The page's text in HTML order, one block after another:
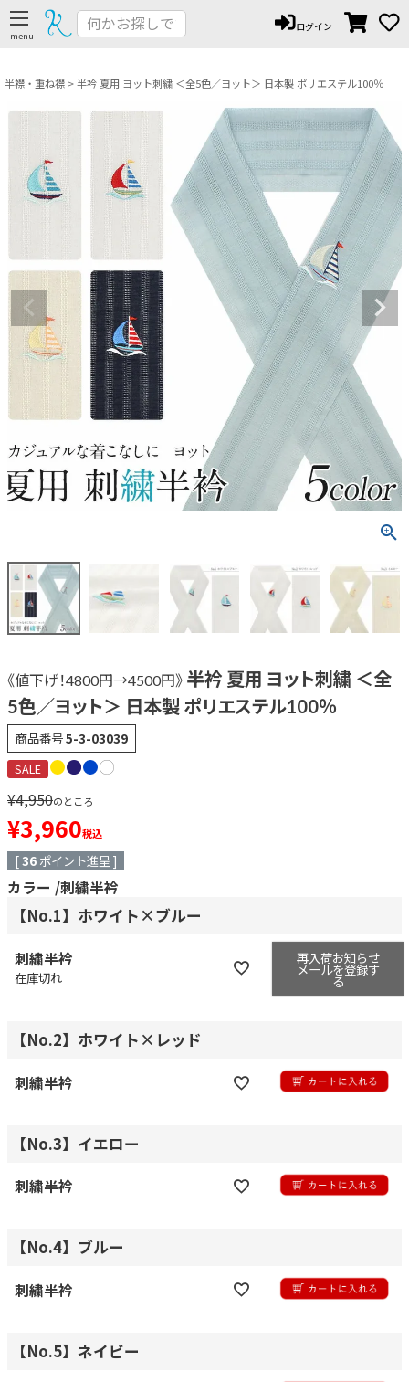
ログイン
半襟・重ね襟 半衿 夏用 ヨット刺繍 ＜全5色／ヨット＞ 日本製 ポリエステル100％
《値下げ！4800円→4500円》 半衿 夏用 ヨット刺繍 ＜全
5色／ヨット＞ 日本製 ポリエステル100％
商品番号5-3-03039
SALE
¥4,950のところ
¥3,960税込
[36 ポイント進呈 ]
カラー 刺繍半衿
【No.1】ホワイト×ブルー
刺繍半衿
在庫切れ
再入荷お知らせ
メールを登録す
る
【No.2】ホワイト×レッド
刺繍半衿
【No.3】イエロー
刺繍半衿
【No.4】ブルー
刺繍半衿
【No.5】ネイビー
ペー
ジト